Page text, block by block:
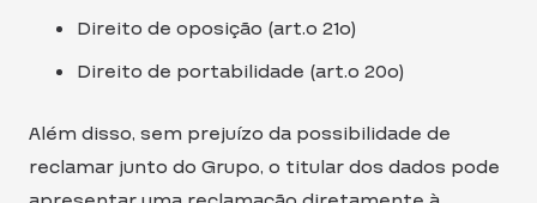
Direito de oposição (art.o 21o)
Direito de portabilidade (art.o 20o)
Além disso, sem prejuízo da possibilidade de
reclamar junto do Grupo, o titular dos dados pode